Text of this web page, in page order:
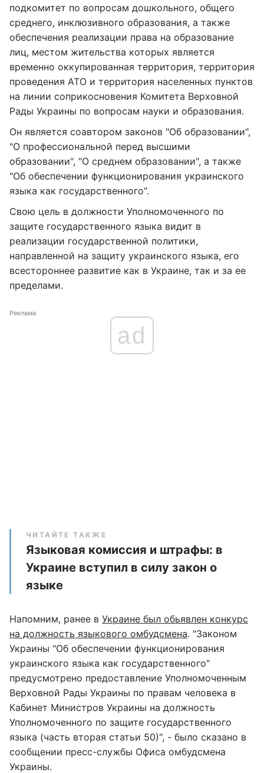
подкомитет по вопросам дошкольного, общего
среднего, инклюзивного образования, а также
обеспечения реализации права на образование
лиц, местом жительства которых является
временно оккупированная территория, территория
проведения АТО и территория населенных пунктов
на линии соприкосновения Комитета Верховной
Рады Украины по вопросам науки и образования.
Он является соавтором законов "Об образовании",
"О профессиональной перед высшими
образовании", "О среднем образовании", а также
"Об обеспечении функционирования украинского
языка как государственного".
Свою цель в должности Уполномоченного по
защите государственного языка видит в
реализации государственной политики,
направленной на защиту украинского языка, его
всестороннее развитие как в Украине, так и за ее
пределами.
Реклама
ad
ЧИТАЙТЕ ТАКЖЕ
Языковая комиссия и штрафы: в
Украине вступил в силу закон о
языке
Напомним, ранее в Украине был обьявлен конкурс
на должность языкового омбудсмена. "Законом
Украины "Об обеспечении функционирования
украинского языка как государственного"
предусмотрено предоставление Уполномоченным
Верховной Рады Украины по правам человека в
Кабинет Министров Украины на должность
Уполномоченного по защите государственного
языка (часть вторая статьи 50)", - было сказано в
сообщении пресс-службы Офиса омбудсмена
Украины.